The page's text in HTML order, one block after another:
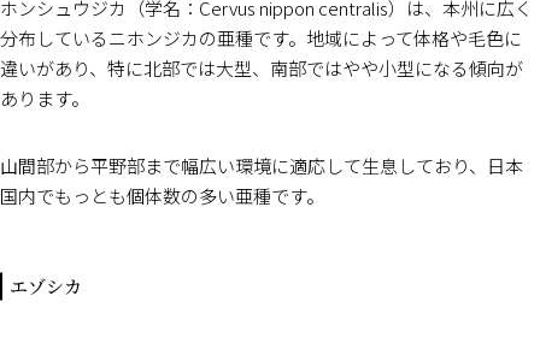
ホンシュウジカ（学名：Cervus nippon centralis）は、本州に広く
分布しているニホンジカの亜種です。地域によって体格や毛色に
違いがあり、特に北部では大型、南部ではやや小型になる傾向が
あります。
山間部から平野部まで幅広い環境に適応して生息しており、日本
国内でもっとも個体数の多い亜種です。
エゾシカ